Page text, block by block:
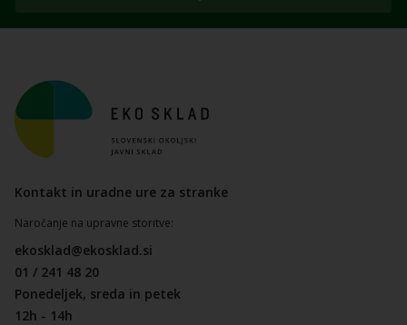
Kontakt in uradne ure za stranke
Naročanje na upravne storitve:
ekosklad@ekosklad.si
01 / 241 48 20
Ponedeljek, sreda in petek
12h - 14h